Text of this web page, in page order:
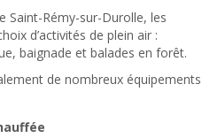
Saint-Rémy-sur-Durolle, les
d’activités de plein air :
baignade et balades en forêt.
de nombreux équipements